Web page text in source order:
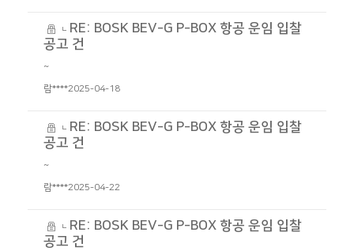
RE: BOSK BEV-G P-BOX 항공 운임 입찰
공고 건
~
람****2025-04-18
RE: BOSK BEV-G P-BOX 항공 운임 입찰
공고 건
~
람****2025-04-22
RE: BOSK BEV-G P-BOX 항공 운임 입찰
공고 건